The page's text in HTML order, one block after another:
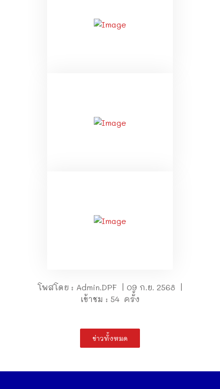
โพสโดย : Admin.DPF | 09 ก.ย. 2568 |
เข้าชม : 54 ครั้ง
ข่าวทั้งหมด